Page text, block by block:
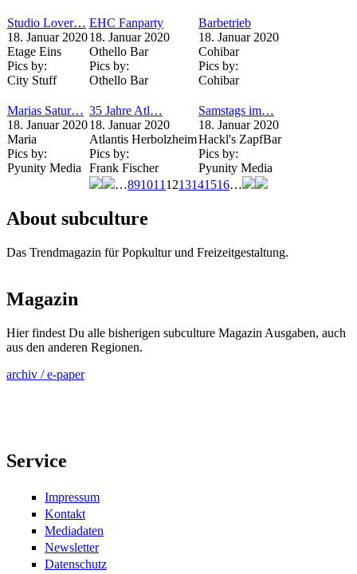
Studio Lover…
18. Januar 2020
Etage Eins
Pics by:
City Stuff
EHC Fanparty
18. Januar 2020
Othello Bar
Pics by:
Othello Bar
Barbetrieb
18. Januar 2020
Cohibar
Pics by:
Cohibar
Marias Satur…
18. Januar 2020
Maria
Pics by:
Pyunity Media
35 Jahre Atl…
18. Januar 2020
Atlantis Herbolzheim
Pics by:
Frank Fischer
Samstags im…
18. Januar 2020
Hackl's ZapfBar
Pics by:
Pyunity Media
…891011 1213141516…
About subculture
Das Trendmagazin für Popkultur und Freizeitgestaltung.
Magazin
Hier findest Du alle bisherigen subculture Magazin Ausgaben, auch
aus den anderen Regionen.
archiv / e-paper
Service
Impressum
Kontakt
Mediadaten
Newsletter
Datenschutz